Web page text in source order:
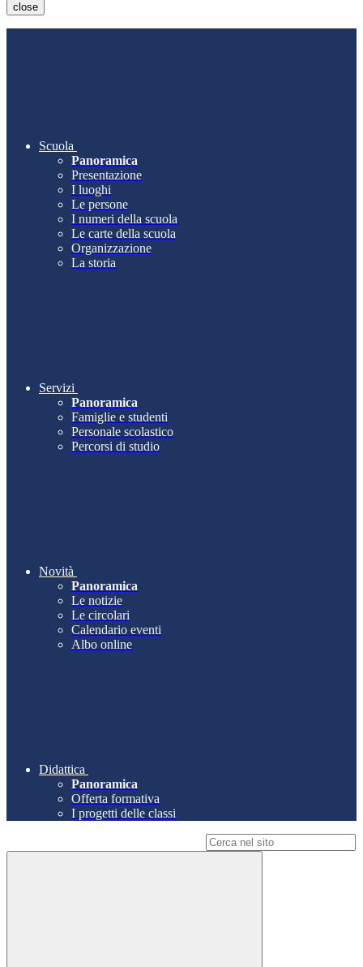
close
Scuola
Panoramica
Presentazione
I luoghi
Le persone
I numeri della scuola
Le carte della scuola
Organizzazione
La storia
Servizi
Panoramica
Famiglie e studenti
Personale scolastico
Percorsi di studio
Novità
Panoramica
Le notizie
Le circolari
Calendario eventi
Albo online
Didattica
Panoramica
Offerta formativa
I progetti delle classi